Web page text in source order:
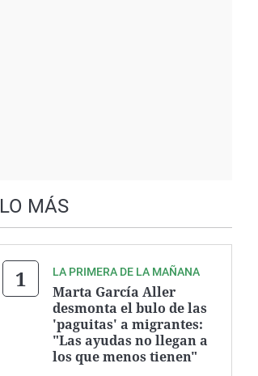
LO MÁS
LA PRIMERA DE LA MAÑANA
Marta García Aller
desmonta el bulo de las
'paguitas' a migrantes:
"Las ayudas no llegan a
los que menos tienen"